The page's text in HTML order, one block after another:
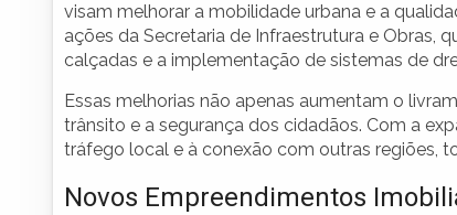
visam melhorar a mobilidade urbana e a
ações da Secretaria de Infraestrutura e Obras,
calçadas e a implementação de sistemas de
Essas melhorias não apenas aumentam o
trânsito e a segurança dos cidadãos. Com a
tráfego local e à conexão com outras regiões,
Novos Empreendimentos